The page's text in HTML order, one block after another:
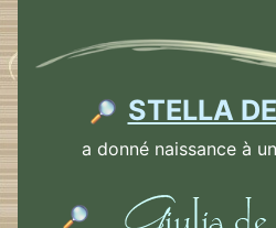
STELLA
a donné naissance à